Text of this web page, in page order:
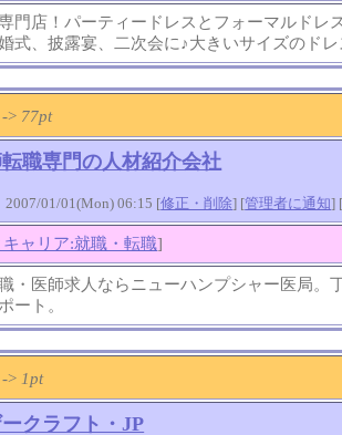
門店！パーティードレスとフォーマルドレ
式、披露宴、二次会に♪大きいサイズのド
-> 77pt
転職専門の人材紹介会社
2007/01/01(Mon) 06:15 [修正・削除] [管理者に通知]
ャリア:就職・転職]
・医師求人ならニューハンプシャー医局。
ート。
-> 1pt
ークラフト・JP